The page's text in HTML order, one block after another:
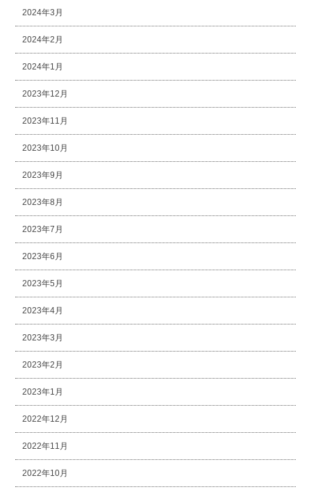
2024年3月
2024年2月
2024年1月
2023年12月
2023年11月
2023年10月
2023年9月
2023年8月
2023年7月
2023年6月
2023年5月
2023年4月
2023年3月
2023年2月
2023年1月
2022年12月
2022年11月
2022年10月